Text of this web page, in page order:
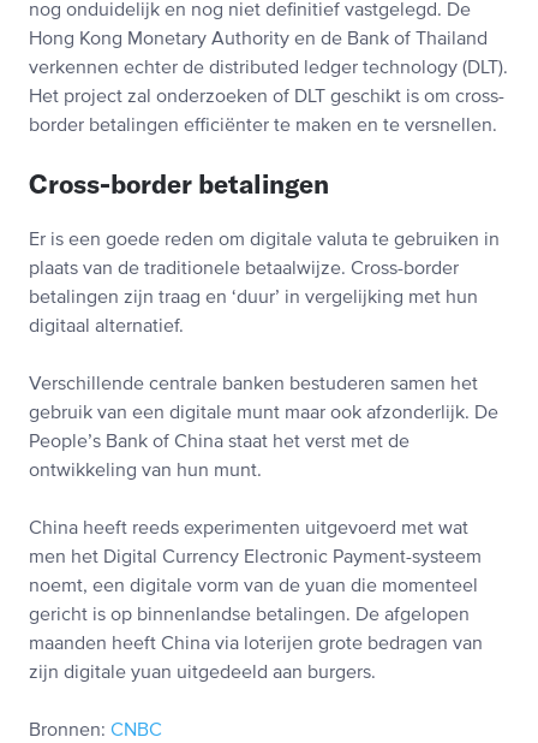
nog onduidelijk en nog niet definitief vastgelegd. De
Hong Kong Monetary Authority en de Bank of Thailand
verkennen echter de distributed ledger technology (DLT).
Het project zal onderzoeken of DLT geschikt is om cross-
border betalingen efficiënter te maken en te versnellen.
Cross-border betalingen
Er is een goede reden om digitale valuta te gebruiken in
plaats van de traditionele betaalwijze. Cross-border
betalingen zijn traag en ‘duur’ in vergelijking met hun
digitaal alternatief.
Verschillende centrale banken bestuderen samen het
gebruik van een digitale munt maar ook afzonderlijk. De
People’s Bank of China staat het verst met de
ontwikkeling van hun munt.
China heeft reeds experimenten uitgevoerd met wat
men het Digital Currency Electronic Payment-systeem
noemt, een digitale vorm van de yuan die momenteel
gericht is op binnenlandse betalingen. De afgelopen
maanden heeft China via loterijen grote bedragen van
zijn digitale yuan uitgedeeld aan burgers.
Bronnen: CNBC